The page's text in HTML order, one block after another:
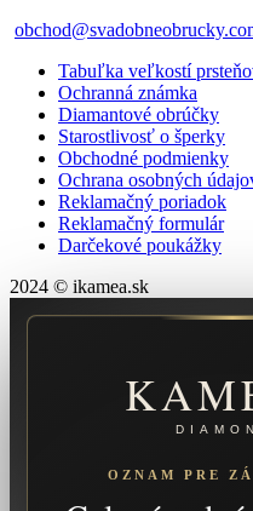
Tabuľka veľkostí
Ochranná známka
Diamantové obrúčky
Starostlivosť o šperky
Obchodné podmienky
Ochrana osobných
Reklamačný poriadok
Reklamačný formulár
Darčekové poukážky
2024 © ikamea.sk
OZNAM PRE